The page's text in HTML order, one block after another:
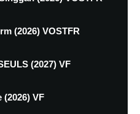
(2026) VOSTFR
(2027) VF
(2026) VF